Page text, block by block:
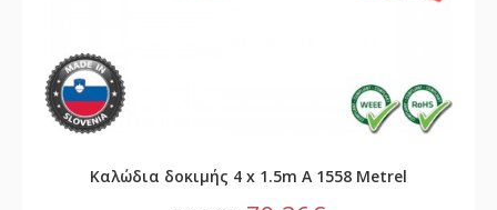
Καλώδια δοκιμής 4 x 1.5m A 1558 Metrel